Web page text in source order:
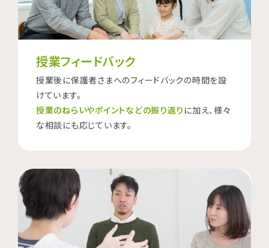
授業フィードバック
授業後に保護者さまへのフィードバックの時間を設
けています。
授業のねらいやポイントなどの振り返り に加え、様々
な相談にも応じています。